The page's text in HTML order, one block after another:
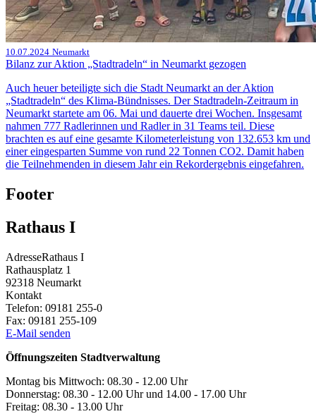
10.07.2024 Neumarkt
Bilanz zur Aktion „Stadtradeln“ in Neumarkt gezogen
Auch heuer beteiligte sich die Stadt Neumarkt an der Aktion
„Stadtradeln“ des Klima-Bündnisses. Der Stadtradeln-Zeitraum in
Neumarkt startete am 06. Mai und dauerte drei Wochen. Insgesamt
nahmen 777 Radlerinnen und Radler in 31 Teams teil. Diese
brachten es auf eine gesamte Kilometerleistung von 132.653 km und
einer eingesparten Summe von rund 22 Tonnen CO2. Damit haben
die Teilnehmenden in diesem Jahr ein Rekordergebnis eingefahren.
Footer
Rathaus I
AdresseRathaus I
Rathausplatz 1
92318 Neumarkt
Kontakt
Telefon: 09181 255-0
Fax: 09181 255-109
E-Mail senden
Öffnungszeiten Stadtverwaltung
Montag bis Mittwoch: 08.30 - 12.00 Uhr
Donnerstag: 08.30 - 12.00 Uhr und 14.00 - 17.00 Uhr
Freitag: 08.30 - 13.00 Uhr